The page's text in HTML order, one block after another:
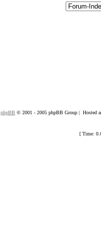
phpBB © 2001 - 2005 phpBB Group | Hosted
[ Time: